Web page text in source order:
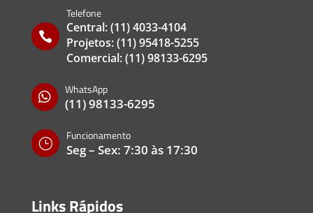

Telefone
Central:(11) 4033-4104
Projetos:(11) 95418-5255
Comercial:(11) 98133-6295

WhatsApp
(11) 98133-6295
}
Funcionamento
Seg – Sex: 7:30 às 17:30
Links Rápidos